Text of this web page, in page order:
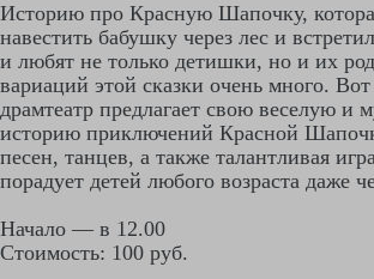
Историю про Красную Шапочку,
навестить бабушку через лес и
и любят не только детишки, но и их
вариаций этой сказки очень много.
драмтеатр предлагает свою веселую и
историю приключений Красной
песен, танцев, а также талантливая
порадует детей любого возраста даже
Начало — в 12.00
Стоимость: 100 руб.